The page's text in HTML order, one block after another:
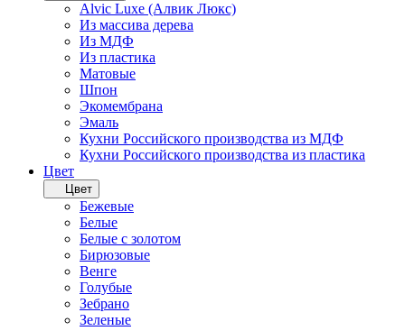
Alvic Luxe (Алвик Люкс)
Из массива дерева
Из МДФ
Из пластика
Матовые
Шпон
Экомембрана
Эмаль
Кухни Российского производства из МДФ
Кухни Российского производства из пластика
Цвет
Цвет
Бежевые
Белые
Белые с золотом
Бирюзовые
Венге
Голубые
Зебрано
Зеленые